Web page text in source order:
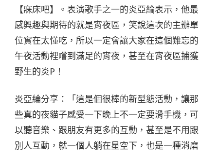
【寐床吧】。表演歌手之一的炎亞綸表示，他最
感興趣與期待的就是宵夜區，笑說這次的主辦單
位實在太懂吃，所以一定會讓大家在這個難忘的
午夜活動裡嚐到滿足的宵夜，甚至在宵夜區捕獲
野生的炎P！
炎亞綸分享：「這是個很棒的新型態活動，讓那
些真的夜貓子感受一下晚上不一定要滑手機，可
以聽音樂、跟朋友有更多的互動，甚至是不用跟
別人互動，就一個人躺在星空下，也是一種消磨